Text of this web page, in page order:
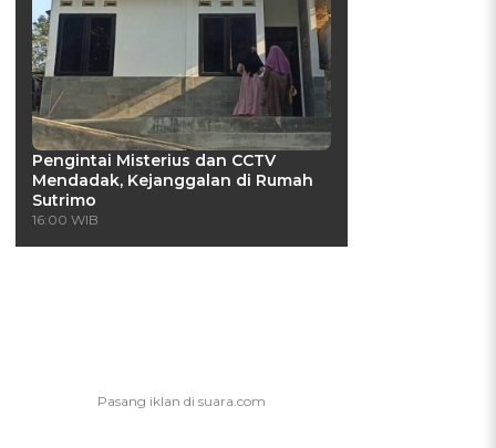
Pengintai Misterius dan CCTV
Mendadak, Kejanggalan di Rumah
Sutrimo
16:00 WIB